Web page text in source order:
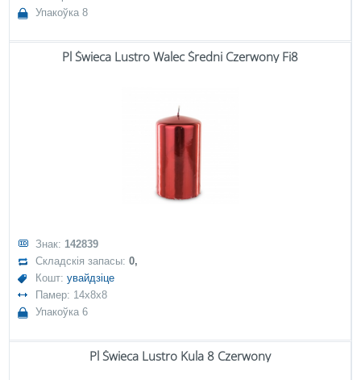
Упакоўка 8
Pl Świeca Lustro Walec Średni Czerwony Fi8
Знак: 142839
Складскія запасы:0,
Кошт:увайдзіце
Памер: 14x8x8
Упакоўка 6
Pl Świeca Lustro Kula 8 Czerwony